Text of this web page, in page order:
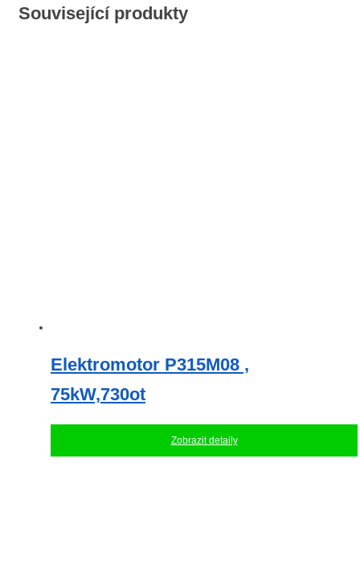
Související produkty
Elektromotor P315M08 ,
75kW,730ot
Zobrazit detaily